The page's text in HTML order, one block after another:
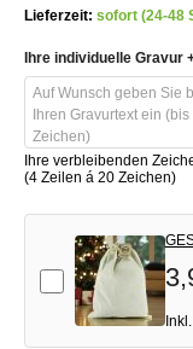
Lieferzeit: sofort (24-48
Ihre individuelle Gravur
Ihre verbleibenden
(4 Zeilen á 20 Zeichen)
Add-on